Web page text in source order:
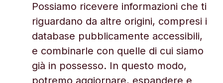
Possiamo ricevere informazioni che ti
riguardano da altre origini, compresi i
database pubblicamente accessibili,
e combinarle con quelle di cui siamo
già in possesso. In questo modo,
potremo aggiornare, espandere e